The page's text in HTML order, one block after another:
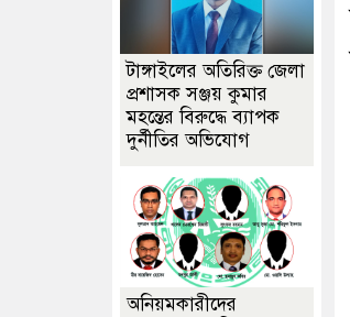
টাঙ্গাইলের অতিরিক্ত জেলা
প্রশাসক সঞ্জয় কুমার
মহন্তের বিরুদ্ধে ব্যাপক
দুর্নীতির অভিযোগ
অনিয়মকারীদের